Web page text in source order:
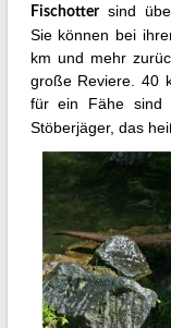
Fischottersind
Sie können bei
km und mehr
große Reviere. 40
für ein Fähe sind
Stöberjäger, das